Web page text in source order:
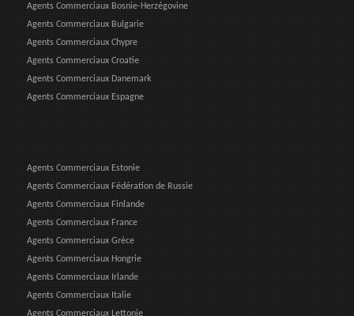
Agents Commerciaux Bosnie-Herzégovine
Agents Commerciaux Bulgarie
Agents Commerciaux Chypre
Agents Commerciaux Croatie
Agents Commerciaux Danemark
Agents Commerciaux Espagne
Agents Commerciaux Estonie
Agents Commerciaux Fédération de Russie
Agents Commerciaux Finlande
Agents Commerciaux France
Agents Commerciaux Grèce
Agents Commerciaux Hongrie
Agents Commerciaux Irlande
Agents Commerciaux Italie
Agents Commerciaux Lettonie